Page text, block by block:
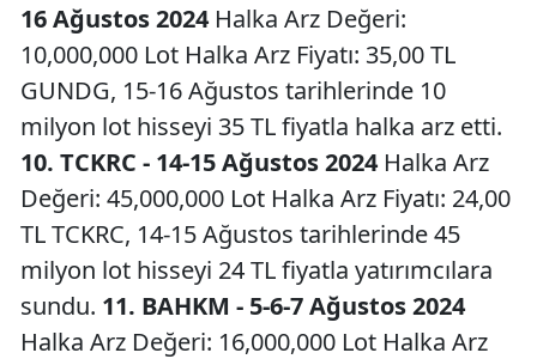
16 Ağustos 2024 Halka Arz Değeri:
10,000,000 Lot Halka Arz Fiyatı: 35,00 TL
GUNDG, 15-16 Ağustos tarihlerinde 10
milyon lot hisseyi 35 TL fiyatla halka arz etti.
10. TCKRC - 14-15 Ağustos 2024 Halka Arz
Değeri: 45,000,000 Lot Halka Arz Fiyatı: 24,00
TL TCKRC, 14-15 Ağustos tarihlerinde 45
milyon lot hisseyi 24 TL fiyatla yatırımcılara
sundu. 11. BAHKM - 5-6-7 Ağustos 2024
Halka Arz Değeri: 16,000,000 Lot Halka Arz